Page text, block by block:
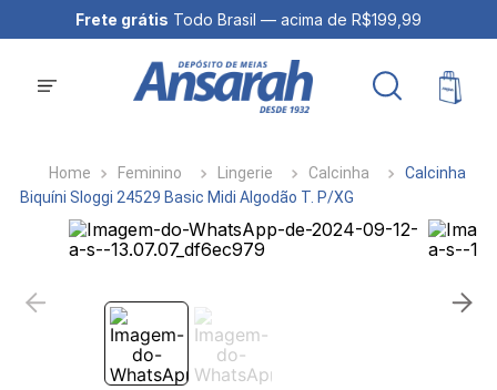
Frete grátis Todo Brasil — acima de R$199,99
Feminino Lingerie Calcinha
Calcinha
Biquíni Sloggi 24529 Basic Midi Algodão T. P/XG